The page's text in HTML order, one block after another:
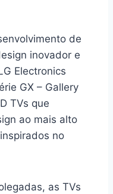
de
inovador e
Electronics
GX – Gallery
TVs que
ao mais alto
no
as TVs